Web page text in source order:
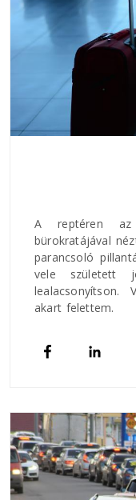
A reptéren az
bürokratájával
parancsoló
vele született
lealacsonyítson.
akart felettem.